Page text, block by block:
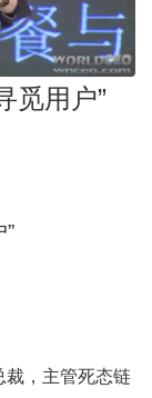
觅用户”
裁，主管死态链